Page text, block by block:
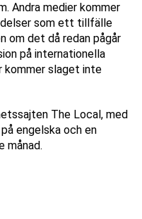
Andra medier kommer
som ett tillfälle
om det då redan pågår
på internationella
kommer slaget inte
The Local, med
engelska och en
månad.